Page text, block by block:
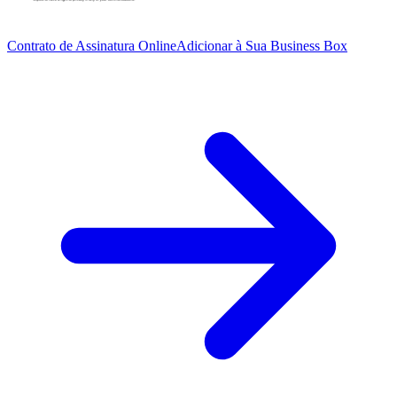
Contrato de Assinatura OnlineAdicionar à Sua Business Box